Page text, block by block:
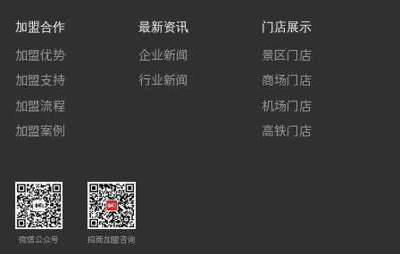
加盟合作
加盟优势
加盟支持
加盟流程
加盟案例
最新资讯
企业新闻
行业新闻
门店展示
景区门店
商场门店
机场门店
高铁门店
微信公众号 招商加盟咨询